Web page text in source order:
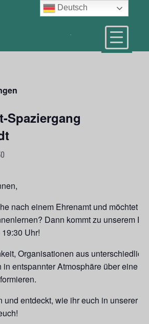
Spaziergang
nach einem Ehrenamt und möchtet
Dann kommt zu unserem
Uhr!
Organisationen aus
entspannter Atmosphäre über eine
und entdeckt, wie ihr euch in unserer
Deutsch